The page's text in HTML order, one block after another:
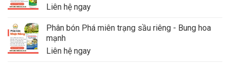
Liên hệ ngay
Phân bón Phá miên trạng sầu riêng - Bung hoa
mạnh
Liên hệ ngay